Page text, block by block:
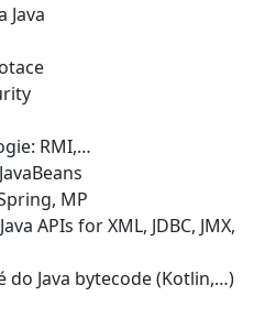
Java
RMI,…
MP
APIs for XML, JDBC, JMX,
do Java bytecode (Kotlin,…)